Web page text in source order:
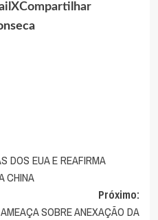
XCompartilhar
DOS EUA E REAFIRMA
CHINA
Próximo:
SOBRE ANEXAÇÃO DA